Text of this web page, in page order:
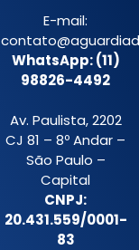
E-mail:
WhatsApp: (11)
98826-4492
Av. Paulista, 2202
CJ 81 – 8º Andar –
São Paulo –
Capital
CNPJ:
20.431.559/0001-
83